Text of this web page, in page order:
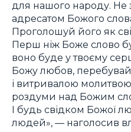
для нашого народу.
адресатом Божого
Проголошуй його як
Перш ніж Боже слово
воно буде у твоєму
Божу любов,
і витривалою
роздуми над Божим
І будь свідком Божої
людей», — наголосив